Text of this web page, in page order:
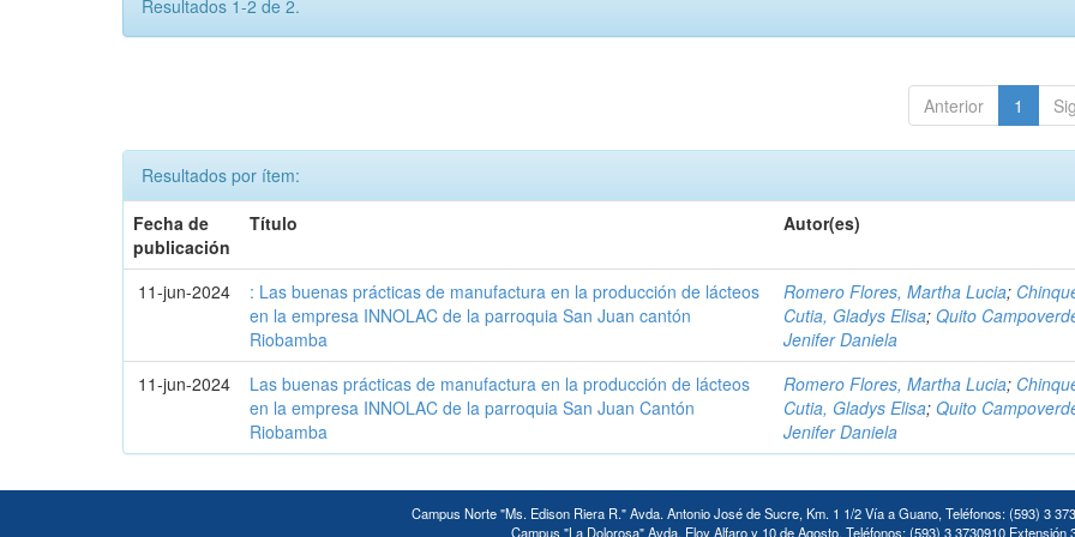
Resultados 1-2 de 2.
Anterior 1
Resultados por ítem:
Fecha de
publicación
Título Autor(es)
11-jun-2024
: Las buenas prácticas de manufactura en la producción de lácteos
en la empresa INNOLAC de la parroquia San Juan cantón
Riobamba
Romero Flores, Martha Lucia;
Cutia, Gladys Elisa;Quito
Jenifer Daniela
11-jun-2024
Las buenas prácticas de manufactura en la producción de lácteos
en la empresa INNOLAC de la parroquia San Juan Cantón
Riobamba
Romero Flores, Martha Lucia;
Cutia, Gladys Elisa;Quito
Jenifer Daniela
Campus Norte "Ms. Edison Riera R." Avda. Antonio José de Sucre, Km. 1 1/2 Vía a Guano, Teléfonos: (593) 3
Campus "La Dolorosa" Avda. Eloy Alfaro y 10 de Agosto. Teléfonos: (593) 3 3730910 Extensión